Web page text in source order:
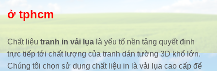
ở tphcm
Chất liệu tranh in vải lụa là yếu tố nền tảng quyết định
trực tiếp tới chất lượng của tranh dán tường 3D khổ lớn.
Chúng tôi chọn sử dụng chất liệu in là vải lụa cao cấp để